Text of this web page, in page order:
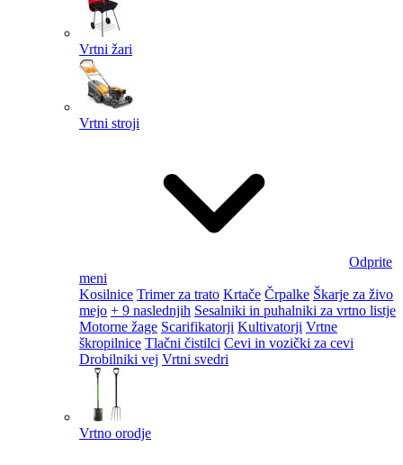
Vrtni žari
Vrtni stroji
Odprite
meni
Kosilnice Trimer za trato Krtače Črpalke Škarje za živo
mejo + 9 naslednjih Sesalniki in puhalniki za vrtno listje
Motorne žage Scarifikatorji Kultivatorji Vrtne
škropilnice Tlačni čistilci Cevi in vozički za cevi
Drobilniki vej Vrtni svedri
Vrtno orodje